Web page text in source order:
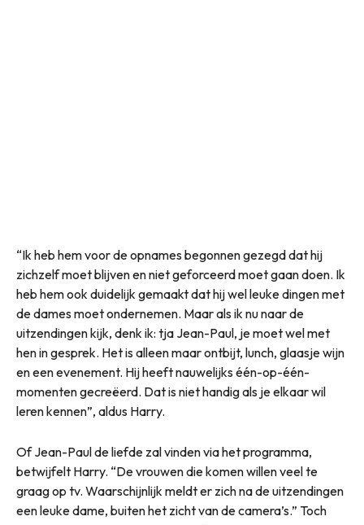
“Ik heb hem voor de opnames begonnen gezegd dat hij
zichzelf moet blijven en niet geforceerd moet gaan doen. Ik
heb hem ook duidelijk gemaakt dat hij wel leuke dingen met
de dames moet ondernemen. Maar als ik nu naar de
uitzendingen kijk, denk ik: tja Jean-Paul, je moet wel met
hen in gesprek. Het is alleen maar ontbijt, lunch, glaasje wijn
en een evenement. Hij heeft nauwelijks één-op-één-
momenten gecreëerd. Dat is niet handig als je elkaar wil
leren kennen”, aldus Harry.
Of Jean-Paul de liefde zal vinden via het programma,
betwijfelt Harry. “De vrouwen die komen willen veel te
graag op tv. Waarschijnlijk meldt er zich na de uitzendingen
een leuke dame, buiten het zicht van de camera’s.” Toch